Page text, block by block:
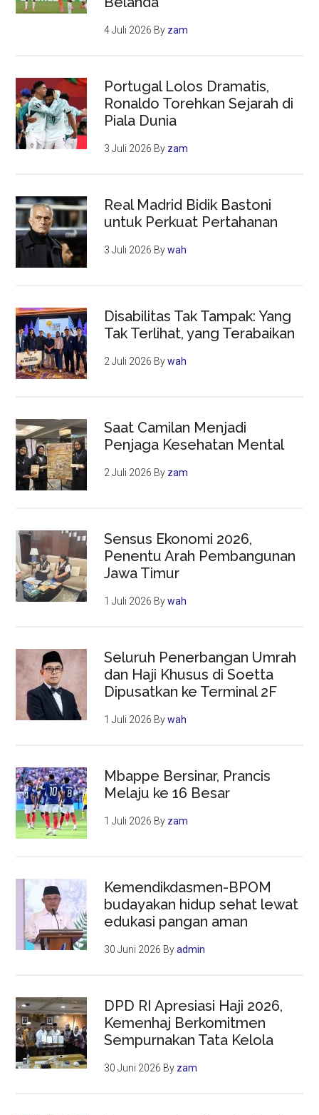
4 Juli 2026 By zam
Portugal Lolos Dramatis,
Ronaldo Torehkan Sejarah di
Piala Dunia
3 Juli 2026 By zam
Real Madrid Bidik Bastoni
untuk Perkuat Pertahanan
3 Juli 2026 Bywah
Disabilitas Tak Tampak: Yang
Tak Terlihat, yang Terabaikan
2 Juli 2026 Bywah
Saat Camilan Menjadi
Penjaga Kesehatan Mental
2 Juli 2026 By zam
Sensus Ekonomi 2026,
Penentu Arah Pembangunan
Jawa Timur
1 Juli 2026 Bywah
Seluruh Penerbangan Umrah
dan Haji Khusus di Soetta
Dipusatkan ke Terminal 2F
1 Juli 2026 Bywah
Mbappe Bersinar, Prancis
Melaju ke 16 Besar
1 Juli 2026 By zam
Kemendikdasmen-BPOM
budayakan hidup sehat lewat
edukasi pangan aman
30 Juni 2026 Byadmin
DPD RI Apresiasi Haji 2026,
Kemenhaj Berkomitmen
Sempurnakan Tata Kelola
30 Juni 2026 By zam